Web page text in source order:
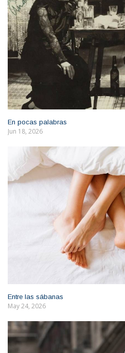
En pocas palabras
Jun 18, 2026
Entre las sábanas
May 24, 2026